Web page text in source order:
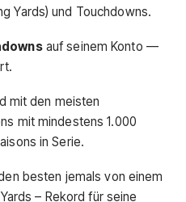
Yards) und Touchdowns.
auf seinem Konto —
mit den meisten
mit mindestens 1.000
in Serie.
besten jemals von einem
– Rekord für seine